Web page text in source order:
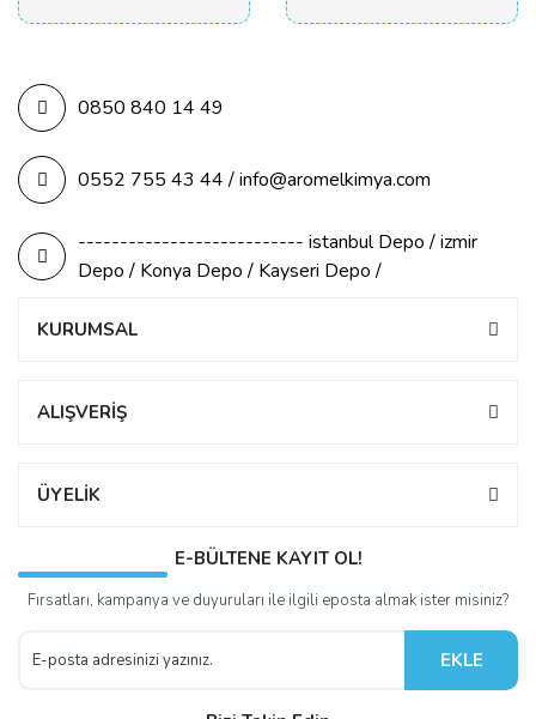
0850 840 14 49
0552 755 43 44 / info@aromelkimya.com
--------------------------- istanbul Depo / izmir
Depo / Konya Depo / Kayseri Depo /
KURUMSAL
ALIŞVERİŞ
ÜYELİK
E-BÜLTENE KAYIT OL!
Fırsatları, kampanya ve duyuruları ile ilgili eposta almak ister misiniz?
EKLE